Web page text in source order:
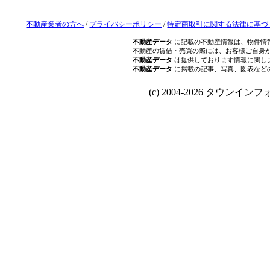
不動産業者の方へ / プライバシーポリシー /特定商取引に関する法律に基
不動産データ に記載の不動産情報は、物件
不動産の賃借・売買の際には、お客様ご自身
不動産データ は提供しております情報に関し
不動産データ に掲載の記事、写真、図表な
(c) 2004-2026 タウンインフ